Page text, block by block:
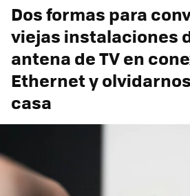
Dos formas para
viejas instalaciones
antena de TV en
Ethernet y
casa